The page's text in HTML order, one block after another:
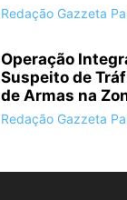
Redação Gazzeta
Operação
Suspeito de
de Armas na
Redação Gazzeta